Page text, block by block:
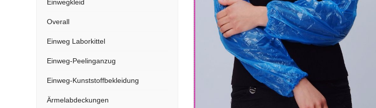
Einwegkleid
Overall
Einweg Laborkittel
Einweg-Peelinganzug
Einweg-Kunststoffbekleidung
Ärmelabdeckungen